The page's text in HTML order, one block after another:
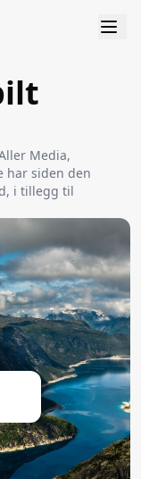
Media,
har siden den
i tillegg til